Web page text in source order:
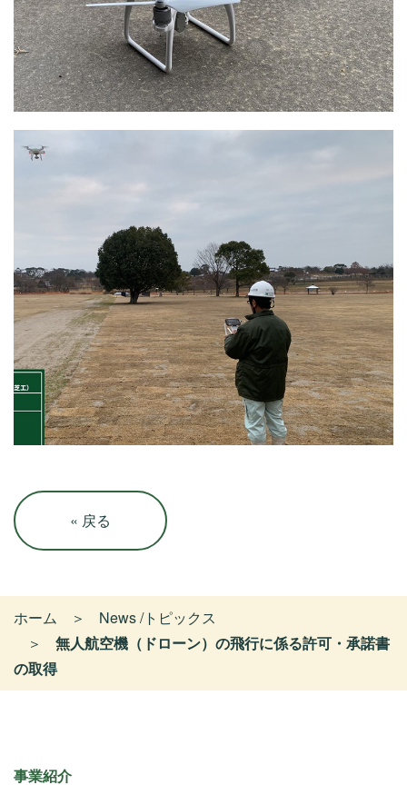
« 戻る
ホーム
News /トピックス
無人航空機（ドローン）の飛行に係る許可・承諾書
の取得
事業紹介